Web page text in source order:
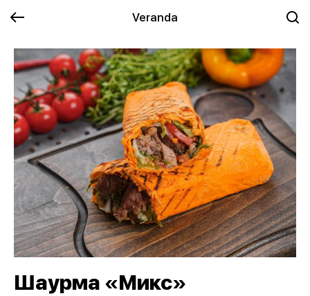
Veranda
Шаурма «Микс»